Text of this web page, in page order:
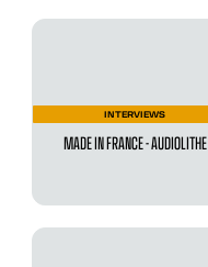
INTERVIEWS
MADE IN FRANCE - AUDIOLITHE